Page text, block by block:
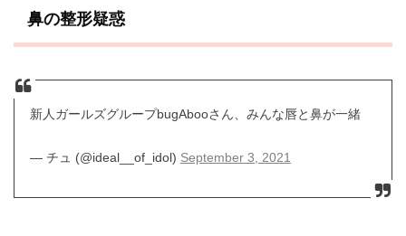
鼻の整形疑惑
新人ガールズグループbugAbooさん、みんな唇と鼻が一緒
— チュ (@ideal__of_idol) September 3, 2021